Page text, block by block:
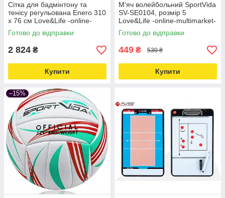
Сітка для бадмінтону та
тенісу регульована Enero 310
x 76 см Love&Life -online-
multimarket-
Готово до відправки
2 824 ₴
Купити
М'яч волейбольний SportVida
SV-SE0104, розмір 5
Love&Life -online-multimarket-
Готово до відправки
449 ₴ 530 ₴
Купити
–15%